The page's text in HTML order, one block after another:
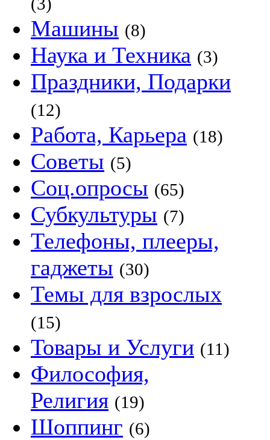
Машины (8)
Наука и Техника (3)
Праздники, Подарки
(12)
Работа, Карьера (18)
Советы (5)
Соц.опросы (65)
Субкультуры (7)
Телефоны, плееры,
гаджеты (30)
Темы для взрослых
(15)
Товары и Услуги (11)
Философия,
Религия (19)
Шоппинг (6)